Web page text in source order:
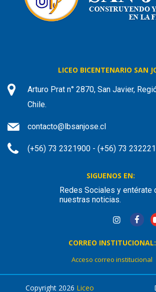
LICEO BICENTENARIO SAN
Arturo Prat n° 2870, San Javier,
Chile.
contacto@lbsanjose.cl
(+56) 73 2321900 - (+56) 73
SIGUENOS EN:
Redes Sociales y entérate
nuestras noticias.
CORREO INSTITUCIONAL:
Acceso correo institucional
Copyright 2026 Liceo